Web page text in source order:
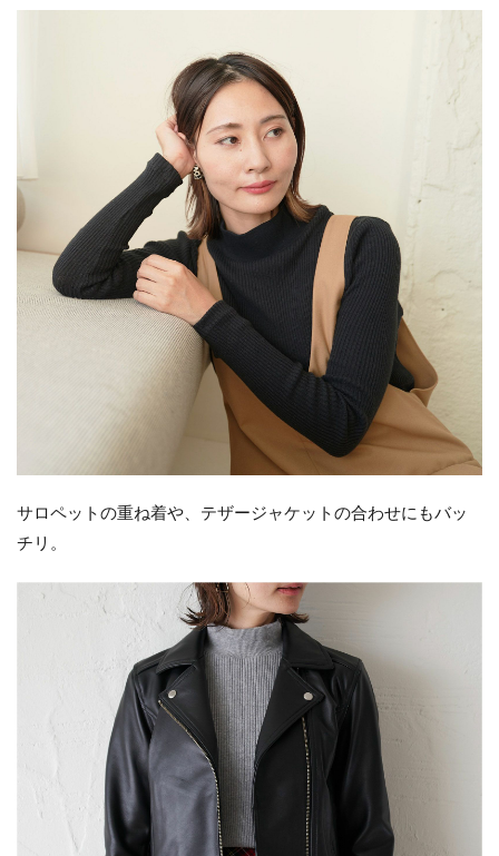
サロペットの重ね着や、テザージャケットの合わせにもバッ
チリ。